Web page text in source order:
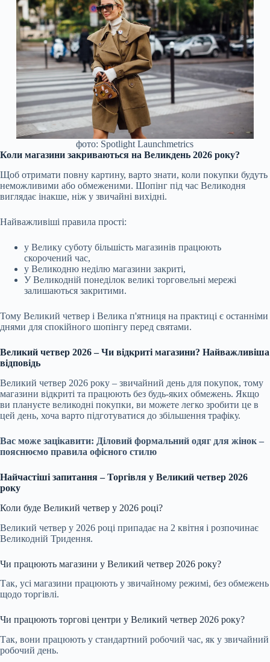
фото: Spotlight Launchmetrics
Коли магазини закриваються на Великдень 2026 року?
Щоб отримати повну картину, варто знати, коли покупки будуть
неможливими або обмеженими. Шопінг під час Великодня
виглядає інакше, ніж у звичайні вихідні.
Найважливіші правила прості:
у Велику суботу більшість магазинів працюють
скорочений час,
у Великодню неділю магазини закриті,
У Великодній понеділок великі торговельні мережі
залишаються закритими.
Тому Великий четвер і Велика п'ятниця на практиці є останніми
днями для спокійного шопінгу перед святами.
Великий четвер 2026 – Чи відкриті магазини? Найважливіша
відповідь
Великий четвер 2026 року – звичайний день для покупок, тому
магазини відкриті та працюють без будь-яких обмежень. Якщо
ви плануєте великодні покупки, ви можете легко зробити це в
цей день, хоча варто підготуватися до збільшення трафіку.
Вас може зацікавити: Діловий формальний одяг для жінок –
пояснюємо правила офісного стилю
Найчастіші запитання – Торгівля у Великий четвер 2026
року
Коли буде Великий четвер у 2026 році?
Великий четвер у 2026 році припадає на 2 квітня і розпочинає
Великодній Тридення.
Чи працюють магазини у Великий четвер 2026 року?
Так, усі магазини працюють у звичайному режимі, без обмежень
щодо торгівлі.
Чи працюють торгові центри у Великий четвер 2026 року?
Так, вони працюють у стандартний робочий час, як у звичайний
робочий день.